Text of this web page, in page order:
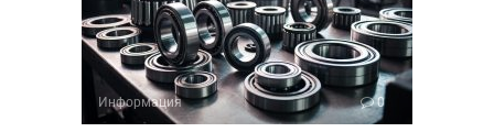
Информация 0